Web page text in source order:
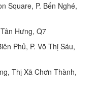
Square, P. Bến Nghé,
Hưng, Q7
Phủ, P. Võ Thị Sáu,
Thị Xã Chơn Thành,